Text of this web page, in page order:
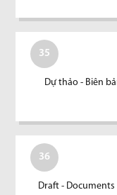
35
Dự thảo - Biên
36
Draft -